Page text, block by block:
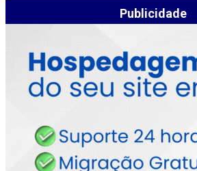
Publicidade